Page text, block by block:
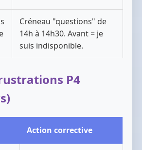
Créneau "questions" de
14h à 14h30. Avant = je
suis indisponible.
P4
Action corrective